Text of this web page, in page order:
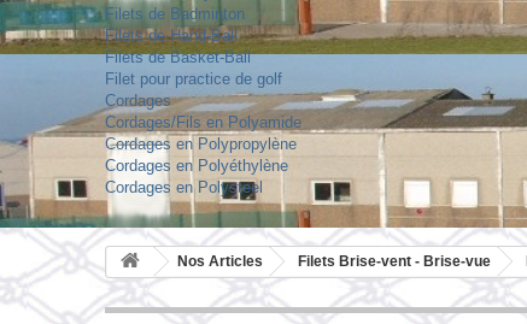
Filets de Badminton
Filets de Hand-Ball
Filets de Basket-Ball
Filet pour practice de golf
Cordages
Cordages/Fils en Polyamide
Cordages en Polypropylène
Cordages en Polyéthylène
Cordages en Polysteel
Nos Articles Filets Brise-vent - Brise-vue